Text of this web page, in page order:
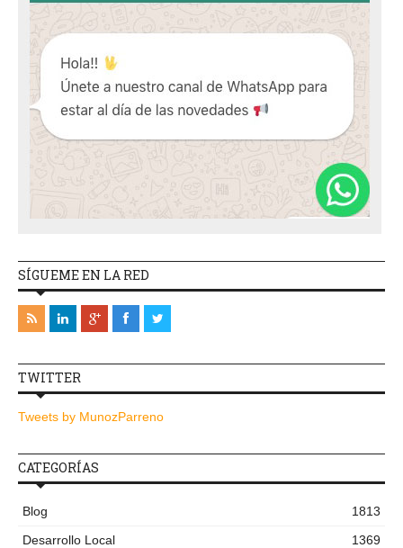
SÍGUEME EN LA RED
TWITTER
Tweets by MunozParreno
CATEGORÍAS
Blog
1813
Desarrollo Local
1369